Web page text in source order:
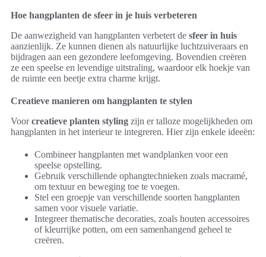
Hoe hangplanten de sfeer in je huis verbeteren
De aanwezigheid van hangplanten verbetert de sfeer in huis
aanzienlijk. Ze kunnen dienen als natuurlijke luchtzuiveraars en
bijdragen aan een gezondere leefomgeving. Bovendien creëren
ze een speelse en levendige uitstraling, waardoor elk hoekje van
de ruimte een beetje extra charme krijgt.
Creatieve manieren om hangplanten te stylen
Voorcreatieve planten styling zijn er talloze mogelijkheden om
hangplanten in het interieur te integreren. Hier zijn enkele ideeën:
Combineer hangplanten met wandplanken voor een
speelse opstelling.
Gebruik verschillende ophangtechnieken zoals macramé,
om textuur en beweging toe te voegen.
Stel een groepje van verschillende soorten hangplanten
samen voor visuele variatie.
Integreer thematische decoraties, zoals houten accessoires
of kleurrijke potten, om een samenhangend geheel te
creëren.